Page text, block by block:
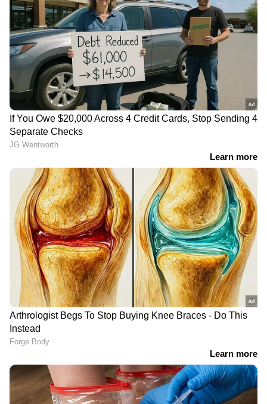
ചര്‍ച്ചകളില്‍ കെ സി വേണുഗോപാലിനാണ്
നിലവിൽ മുന്‍തൂക്കമുള്ളത്. അതേസമയം
ഉപമുഖ്യമന്ത്രി സ്ഥാനം ഉണ്ടാകില്ല.